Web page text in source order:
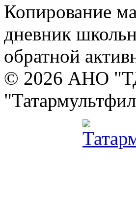
Копирование
дневник
обратной
© 2026 АНО